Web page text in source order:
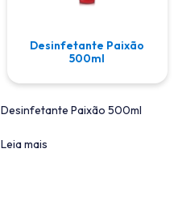
Desinfetante Paixão
500ml
Desinfetante Paixão 500ml
Leia mais